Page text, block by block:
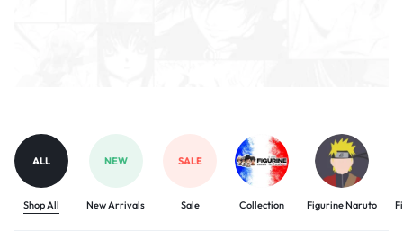
ALL
Shop All
NEW
New Arrivals
SALE
Sale Collection Figurine Naruto